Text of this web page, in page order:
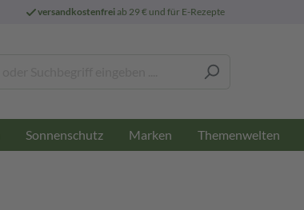
versandkostenfreiab 29 € und für E-Rezepte
Sonnenschutz Marken Themenwelten